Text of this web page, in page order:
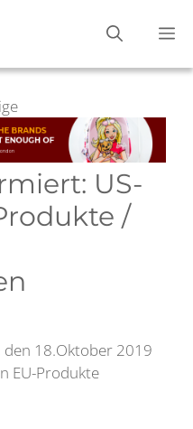
US-
/
den 18.Oktober 2019
EU-Produkte